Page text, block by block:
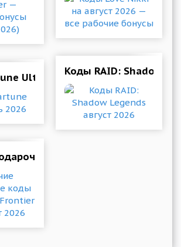
Ultra июль 2026Коды RAID: Shadow
коды для Zombie